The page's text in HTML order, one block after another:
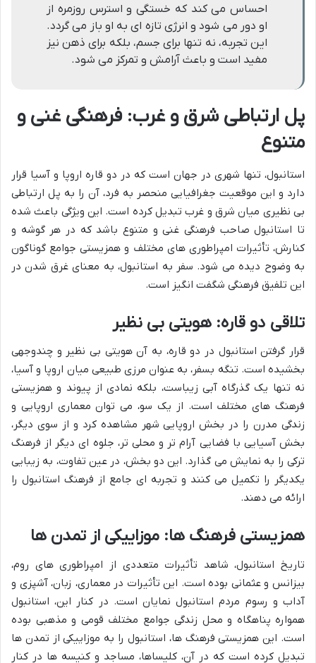
احساس می کند که خستگی و استرس روزمره از
او دور می شود و انرژی تازه ای به او باز می گردد.
این تجربه، نه تنها برای جسم، بلکه برای ذهن نیز
مفید است و باعث آرامش و تمرکز می شود.
پل ارتباطی شرق و غرب: فرهنگی غنی و
متنوع
استانبول، تنها شهری در جهان است که در دو قاره اروپا و آسیا قرار
دارد و این موقعیت جغرافیایی منحصر به فرد، آن را به پل ارتباطی
بی نظیری میان شرق و غرب تبدیل کرده است. این ویژگی باعث شده
تا استانبول صاحب فرهنگی غنی و متنوع باشد که در هر گوشه و
کنارش، تأثیرات امپراطوری های مختلف و همزیستی جوامع گوناگون
به وضوح دیده می شود. سفر به استانبول، به معنای غرق شدن در
این تلفیق فرهنگی شگفت انگیز است.
تلاقی دو قاره: هویتی بی نظیر
قرار گرفتن استانبول در دو قاره، به آن هویتی بی نظیر و چندوجهی
بخشیده است. تنگه بسفر، به عنوان مرزی طبیعی میان اروپا و آسیا،
نه تنها یک گذرگاه آبی زیباست، بلکه نمادی از پیوند و همزیستی
فرهنگ های مختلف است. از یک سو، می توان معماری اروپایی و
زندگی مدرن را در بخش اروپایی شهر مشاهده کرد و از سوی دیگر،
بخش آسیایی با فضایی آرام تر و محلی تر، جلوه ای دیگر از فرهنگ
ترکی را به نمایش می گذارد. این دو بخش، در عین تفاوت، به زیبایی
یکدیگر را تکمیل می کنند و تجربه ای جامع از فرهنگ استانبول را
ارائه می دهند.
همزیستی فرهنگ ها: موزاییکی از تمدن ها
تاریخ استانبول، شاهد تأثیرات متعددی از امپراطوری های روم،
بیزانس و عثمانی بوده است. این تأثیرات در معماری، زبان، آشپزی و
آداب و رسوم مردم استانبول نمایان است. در کنار این، استانبول
همواره پناهگاه و محل زندگی جوامع مختلف قومی و مذهبی بوده
است. این همزیستی فرهنگ ها، استانبول را به موزاییکی از تمدن ها
تبدیل کرده است که در آن، کلیساها، مساجد و کنیسه ها در کنار